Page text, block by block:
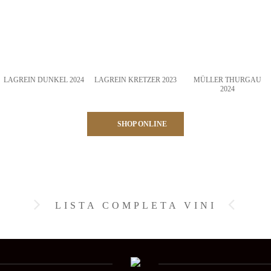
LAGREIN DUNKEL 2024 LAGREIN KRETZER 2023
MÜLLER THURGAU
2024
SHOP ONLINE
LISTA COMPLETA VINI